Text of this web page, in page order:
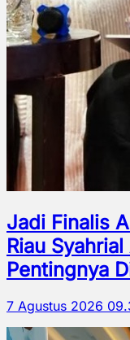
Jadi Finalis
Riau
Pentingnya
7 Agustus 2026